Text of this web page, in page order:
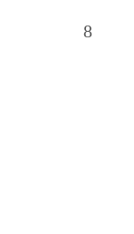
Djønne
i bøtter og
er det